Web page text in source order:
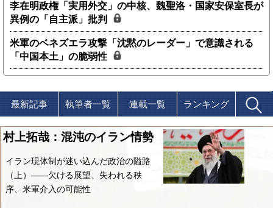
李在明政権「実用外交」の中核、魏聖洛・国家安保室長が
異例の「自主派」批判
米軍のベネズエラ攻撃「沈黙のレーダー」で意識される
「中国本土」の脆弱性
最新記事 執筆者一覧 連載一覧 ランキング
村上拓哉：混沌のイラン情勢
イラン現体制が迷い込んだ政治の隘路
（上）――欠ける展望、失われる秩
序、米軍介入の可能性